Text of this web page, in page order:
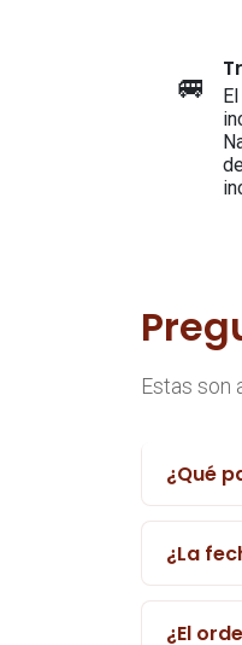
🚐
Estas son
¿Qué
¿La
¿El